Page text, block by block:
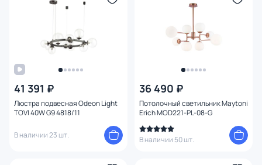
41 391 ₽
Люстра подвесная Odeon Light
TOVI 40W G9 4818/11
В наличии 23 шт.
36 490 ₽
Потолочный светильник Maytoni
Erich MOD221-PL-08-G
В наличии 50 шт.
Страна
Материал арматуры